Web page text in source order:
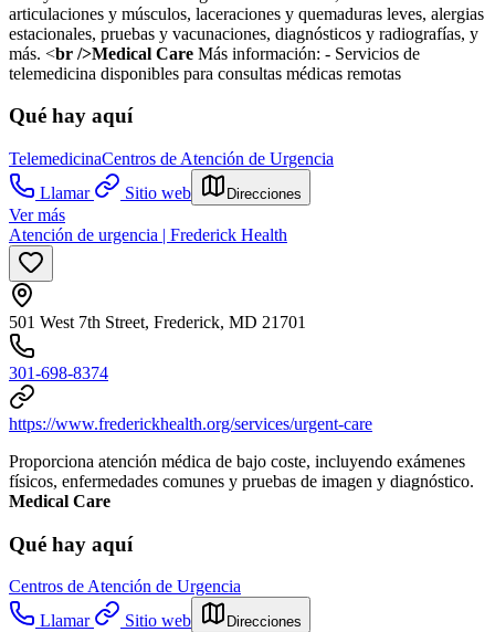
articulaciones y músculos, laceraciones y quemaduras leves, alergias
estacionales, pruebas y vacunaciones, diagnósticos y radiografías, y
más. <br />Medical Care Más información: - Servicios de
telemedicina disponibles para consultas médicas remotas
Qué hay aquí
TelemedicinaCentros de Atención de Urgencia
Llamar
Sitio web Direcciones
Ver más
Atención de urgencia | Frederick Health
501 West 7th Street, Frederick, MD 21701
301-698-8374
https://www.frederickhealth.org/services/urgent-care
Proporciona atención médica de bajo coste, incluyendo exámenes
físicos, enfermedades comunes y pruebas de imagen y diagnóstico.
Medical Care
Qué hay aquí
Centros de Atención de Urgencia
Llamar
Sitio web Direcciones